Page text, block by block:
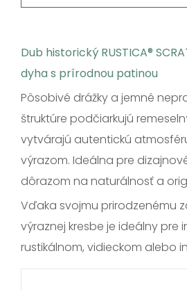
Dub historický RUSTICA®
dyha s prírodnou patinou
Pôsobivé drážky a jemné
štruktúre podčiarkujú
vytvárajú autentickú
výrazom. Ideálna pre
dôrazom na naturálnosť a
Vďaka svojmu prirodzenému
výraznej kresbe je ideálny pre
rustikálnom, vidieckom alebo